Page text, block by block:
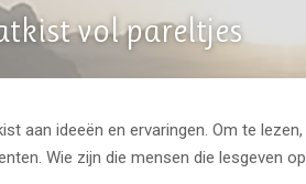
vol pareltjes
aan ideeën en ervaringen. Om te
Wie zijn die mensen die lesgeven